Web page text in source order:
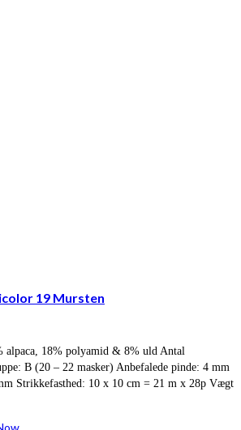
19 Mursten
alpaca, 18% polyamid & 8% uld Antal
B (20 – 22 masker) Anbefalede pinde: 4 mm
Strikkefasthed: 10 x 10 cm = 21 m x 28p Vægt